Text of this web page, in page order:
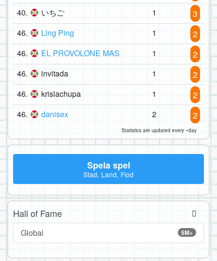
40. いちご 1 3
46. Ling Ping 1 2
46. EL PROVOLONE MAS 1 2
46. invitada 1 2
46. krislachupa 1 2
46. danisex 2 2
Statistics are updated every ~day
Spela spel
Stad, Land, Flod
Hall of Fame
5M+
Global